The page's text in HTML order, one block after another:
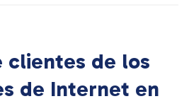
clientes de los
de Internet en